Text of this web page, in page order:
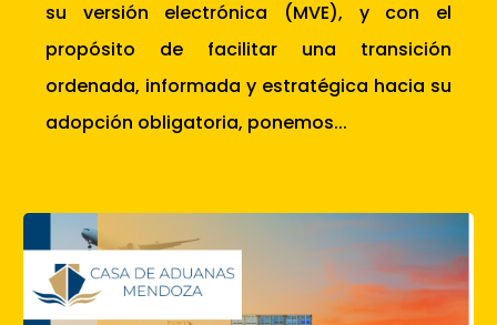
su versión electrónica (MVE), y con el
propósito de facilitar una transición
ordenada, informada y estratégica hacia su
adopción obligatoria, ponemos...